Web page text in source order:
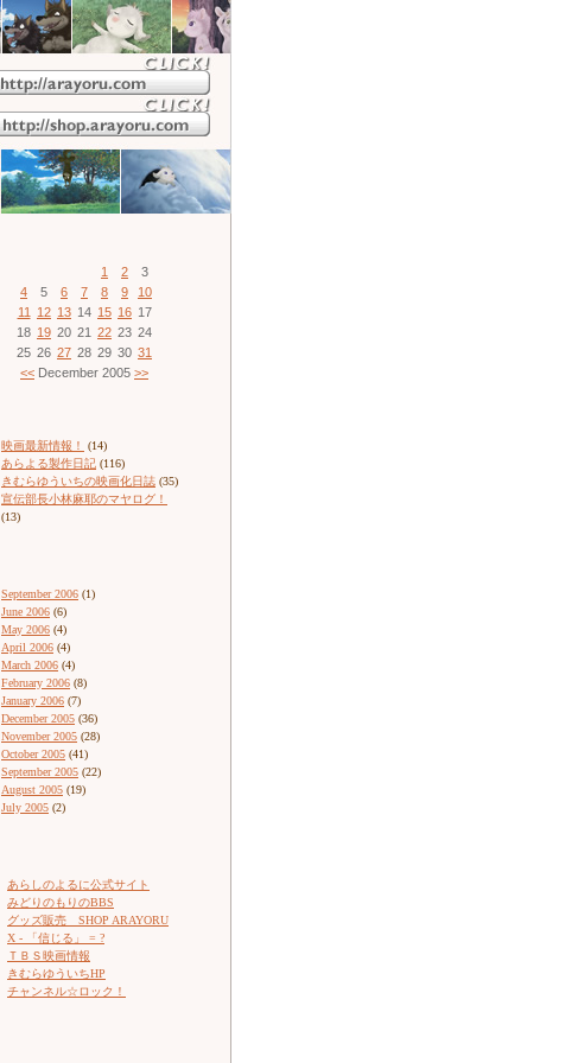
1 2
3
4
5 6 7 8 9
10
11
12 13 14 15 16 17
18 19 20 21 22 23 24
25 26 27 28 29 30 31
<< December 2005 >>
映画最新情報！
(14)
あらよる製作日記 (116)
きむらゆういちの映画化日誌 (35)
宣伝部長小林麻耶のマヤログ！
(13)
September 2006 (1)
June 2006 (6)
May 2006 (4)
April 2006 (4)
March 2006 (4)
February 2006 (8)
January 2006 (7)
December 2005 (36)
November 2005 (28)
October 2005 (41)
September 2005 (22)
August 2005 (19)
July 2005 (2)
あらしのよるに公式サイト
みどりのもりのBBS
グッズ販売 SHOP ARAYORU
X - 「信じる」 = ?
ＴＢＳ映画情報
きむらゆういちHP
チャンネル☆ロック！